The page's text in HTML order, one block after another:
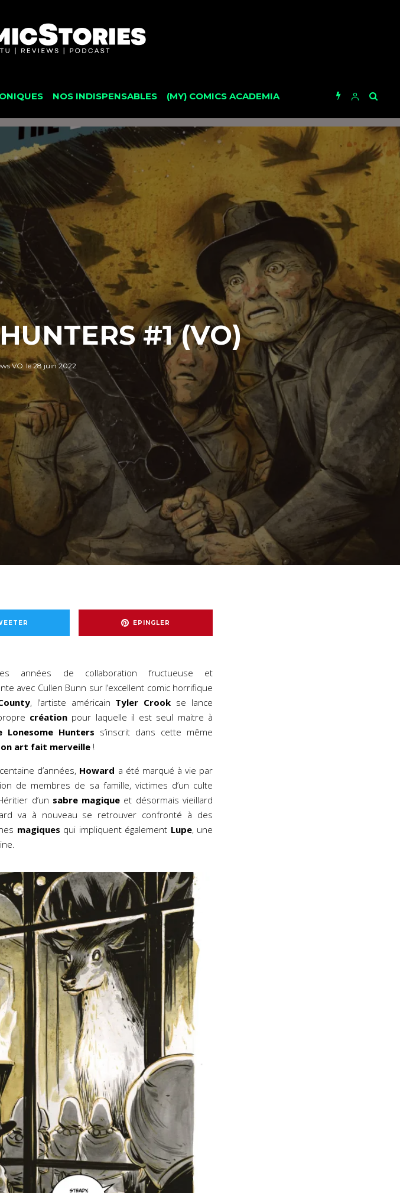
NOS INDISPENSABLES (MY) COMICS ACADEMIA
#1 (VO)
VO le28 juin 2022
EPINGLER
années de collaboration fructueuse et
avec Cullen Bunn sur l’excellent comic horrifique
, l’artiste américain Tyler Crook se lance
créationpour laquelle il est seul maitre à
Lonesome Hunters s’inscrit dans cette même
art fait merveille !
d’années, Howard a été marqué à vie par
de membres de sa famille, victimes d’un culte
d’un sabre magique et désormais vieillard
va à nouveau se retrouver confronté à des
magiques qui impliquent également Lupe, une